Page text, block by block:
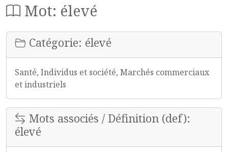
Mot: élevé
Catégorie: élevé
Santé, Individus et société, Marchés commerciaux
et industriels
Mots associés / Définition (def):
élevé